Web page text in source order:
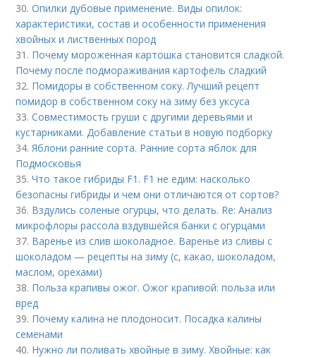
30.Опилки дубовые применение. Виды опилок:
характеристики, состав и особенности применения
хвойных и лиственных пород
31. Почему мороженная картошка становится сладкой.
Почему после подмораживания картофель сладкий
32. Помидоры в собственном соку. Лучший рецепт
помидор в собственном соку на зиму без уксуса
33.Совместимость груши с другими деревьями и
кустарниками. Добавление статьи в новую подборку
34.Яблони ранние сорта. Ранние сорта яблок для
Подмосковья
35.Что такое гибриды F1. F1 не едим: насколько
безопасны гибриды и чем они отличаются от сортов?
36. Вздулись соленые огурцы, что делать. Re: Анализ
микрофлоры рассола вздувшейся банки с огурцами
37. Варенье из слив шоколадное. Варенье из сливы с
шоколадом — рецепты на зиму (с, какао, шоколадом,
маслом, орехами)
38. Польза крапивы ожог. Ожог крапивой: польза или
вред
39. Почему калина не плодоносит. Посадка калины
семенами
40. Нужно ли поливать хвойные в зиму. Хвойные: как